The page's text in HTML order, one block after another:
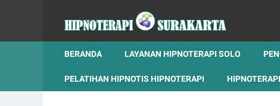
BERANDA LAYANAN HIPNOTERAPI SOLO
PELATIHAN HIPNOTIS HIPNOTERAPI